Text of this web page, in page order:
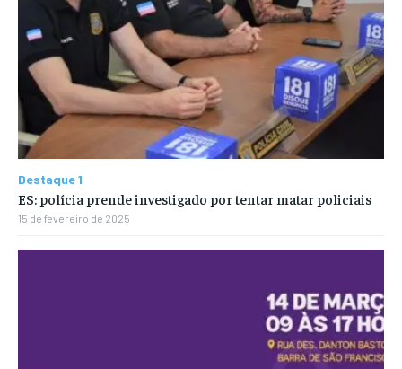
Destaque 1
ES: polícia prende investigado por tentar matar policiais
15 de fevereiro de 2025